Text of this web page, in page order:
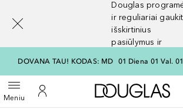
Douglas
ir reguliariai
išskirtinius
pasiūlymus ir
DOVANA TAU! KODAS: MD 01 Diena 01 Val. 01
MeniuAtidaryti meniuĮ mano paskyrą
Į
Grįžk atgal
Vykdykite paiešką
[navigation.slideout.screenreader]